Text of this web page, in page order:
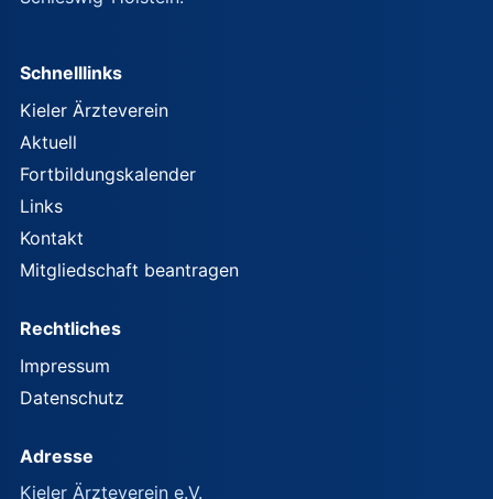
Schnelllinks
Kieler Ärzteverein
Aktuell
Fortbildungskalender
Links
Kontakt
Mitgliedschaft beantragen
Rechtliches
Impressum
Datenschutz
Adresse
Kieler Ärzteverein e.V.